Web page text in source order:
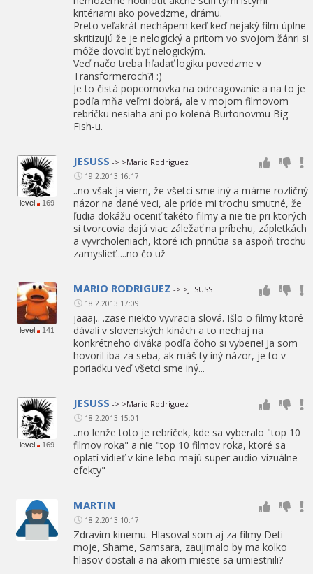
kritériami ako povedzme, drámu.
Preto veľakrát nechápem keď keď nejaký film úplne
skritizujú že je nelogický a pritom vo svojom žánri si
môže dovoliť byť nelogickým.
Veď načo treba hľadať logiku povedzme v
Transformeroch?! :)
Je to čistá popcornovka na odreagovanie a na to je
podľa mňa veľmi dobrá, ale v mojom filmovom
rebríčku nesiaha ani po kolená Burtonovmu Big
Fish-u.
level 169
JESUSS -> >Mario Rodriguez
19.2.2013 16:17
..no však ja viem, že všetci sme iný a máme rozličný
názor na dané veci, ale príde mi trochu smutné, že
ľudia dokážu oceniť takéto filmy a nie tie pri ktorých
si tvorcovia dajú viac záležať na príbehu, zápletkách
a vyvrcholeniach, ktoré ich prinútia sa aspoň trochu
zamyslieť.....no čo už
level 141
MARIO RODRIGUEZ -> >JESUSS
18.2.2013 17:09
jaaaj.. .zase niekto vyvracia slová. Išlo o filmy ktoré
dávali v slovenských kinách a to nechaj na
konkrétneho diváka podľa čoho si vyberie! Ja som
hovoril iba za seba, ak máš ty iný názor, je to v
poriadku veď všetci sme iný...
level 169
JESUSS -> >Mario Rodriguez
18.2.2013 15:01
..no lenže toto je rebríček, kde sa vyberalo "top 10
filmov roka" a nie "top 10 filmov roka, ktoré sa
oplatí vidieť v kine lebo majú super audio-vizuálne
efekty"
MARTIN
18.2.2013 10:17
Zdravim kinemu. Hlasoval som aj za filmy Deti
moje, Shame, Samsara, zaujimalo by ma kolko
hlasov dostali a na akom mieste sa umiestnili?